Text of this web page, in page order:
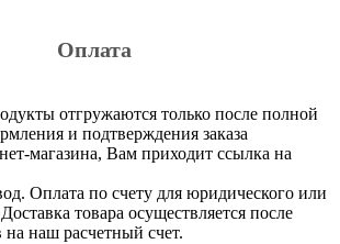
Оплата
отгружаются только после полной
и подтверждения заказа
магазина, Вам приходит ссылка на
Оплата по счету для юридического или
товара осуществляется после
на наш расчетный счет.